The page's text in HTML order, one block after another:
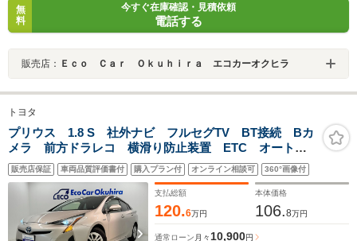
無
料
今すぐ在庫確認・見積依頼
電話する
販売店： Ｅｃｏ Ｃａｒ Ｏｋｕｈｉｒａ エコカーオクヒラ
トヨタ
プリウス 1.8 S 社外ナビ フルセグTV BT接続 Bカ
メラ 前方ドラレコ 横滑り防止装置 ETC オートラ
イト スペアキー LED
販売店保証 車両品質評価書付 購入プラン付 オンライン相談可 360°画像付
支払総額
120.6万円
本体価格
106.8万円
通常ローン 月々 10,900円